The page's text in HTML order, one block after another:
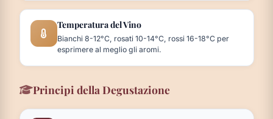
Temperatura del Vino
Bianchi 8-12°C, rosati 10-14°C, rossi 16-18°C per
esprimere al meglio gli aromi.
Principi della Degustazione